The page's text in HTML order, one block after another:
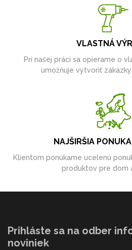
VLASTNÁ
Pri našej práci sa opierame o
umožňuje vytvoriť zákazky
NAJŠIRŠIA
Klientom ponúkame ucelenú
produktov pre dom
Prihláste sa na odber
noviniek